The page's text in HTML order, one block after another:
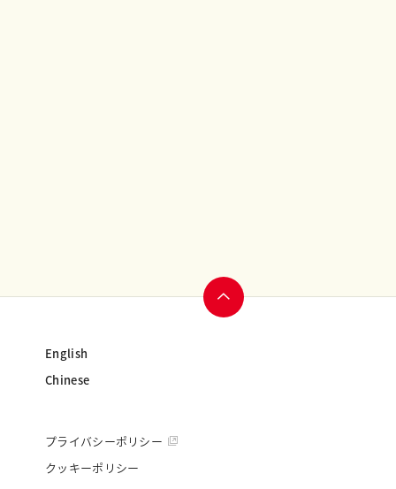
English
Chinese
プライバシーポリシー
クッキーポリシー